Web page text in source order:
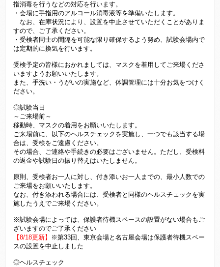
指消毒を行うなどの対応を行います。
・会場に手指用のアルコール消毒液等を準備いたします。
なお、在庫状況により、設置を中止させていただくことがありま
すので、ご了承ください。
・受検者同士の間隔を可能な限り確保するよう努め、試験会場内で
は定期的に換気を行います。
受検予定の皆様におかれましては、マスクを着用してご来場くださ
いますようお願いいたします。
また、手洗い・うがいの実施など、体調管理には十分お気をつけく
ださい。
◎試験当日
～ご来場前～
移動時、マスクの着用をお願いいたします。
ご来場前に、以下のヘルスチェックを実施し、一つでも該当する場
合は、受検をご遠慮ください。
その場合、ご連絡や手続きの必要はございません。ただし、受検料
の返金や試験日の振り替えはいたしません。
原則、受検者お一人に対し、付き添いお一人までの、最小人数での
ご来場をお願いいたします。
なお、付き添われる場合には、受検者と同様のヘルスチェックを実
施したうえでご来場ください。
※試験会場によっては、保護者待機スペースの設置がない場合もご
ざいますのでご了承ください
【8/18更新】
※第33回、東京会場と名古屋会場は保護者待機スペー
スの設置を中止しました
◎ヘルスチェック